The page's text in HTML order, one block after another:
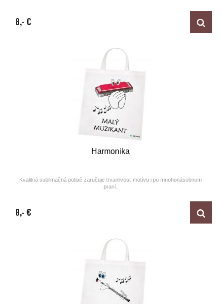
8,- €
Harmonika
Kvalitná sublimačná potlač zaručuje trvanlivosť motívu i po mnohonásobnom
praní.
8,- €